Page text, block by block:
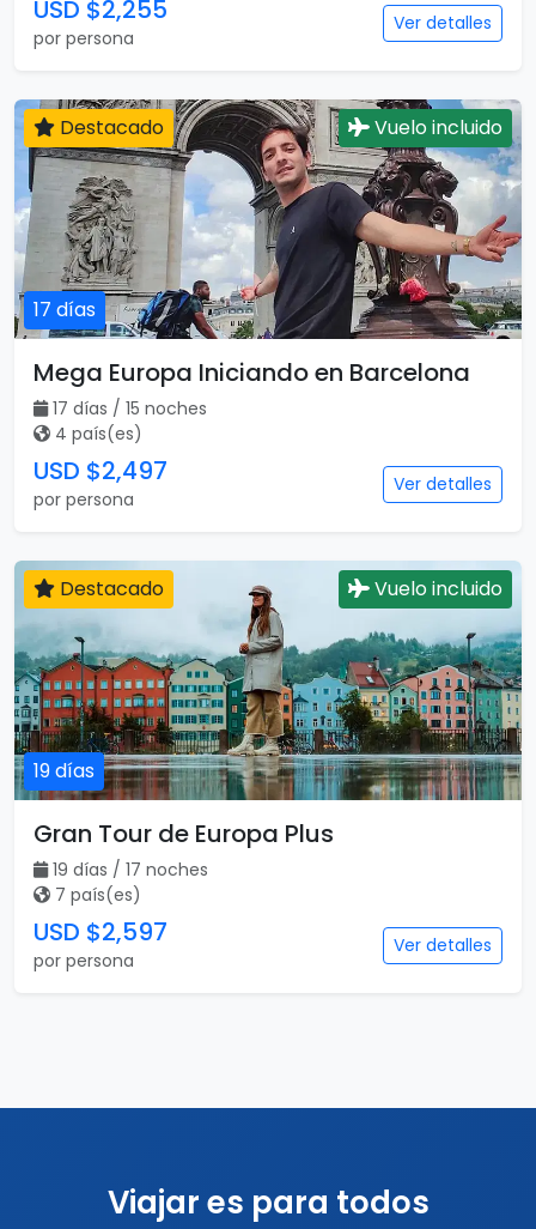
USD $2,255
por persona
Ver detalles
17 días
Destacado Vuelo incluido
Mega Europa Iniciando en Barcelona
17 días / 15 noches
4 país(es)
USD $2,497
por persona
Ver detalles
19 días
Destacado Vuelo incluido
Gran Tour de Europa Plus
19 días / 17 noches
7 país(es)
USD $2,597
por persona
Ver detalles
Viajar es para todos